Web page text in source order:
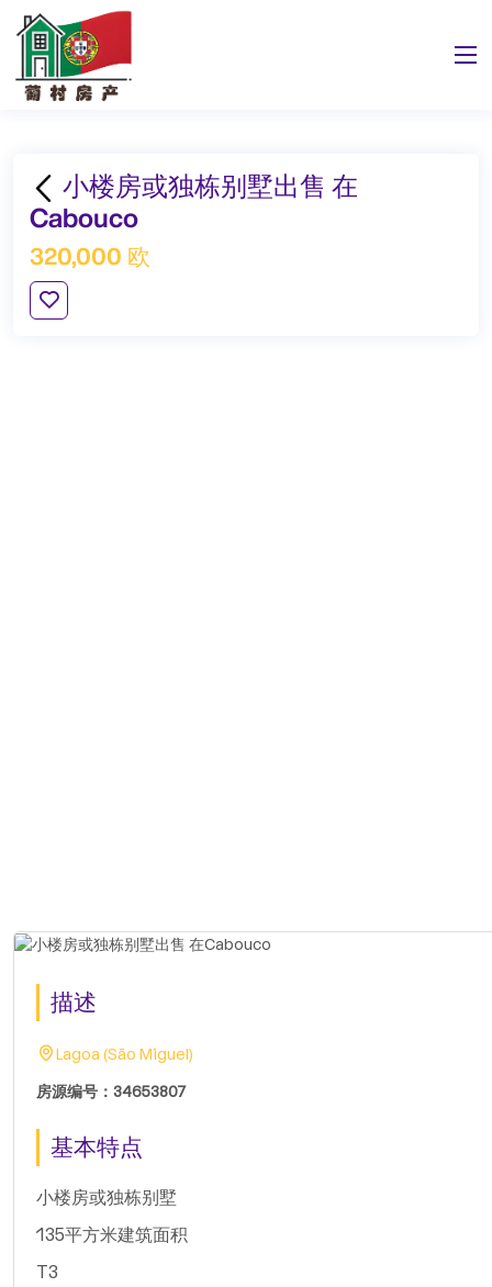
小楼房或独栋别墅出售 在
Cabouco
320,000 欧
描述
Lagoa (São Miguel)
房源编号：34653807
基本特点
小楼房或独栋别墅
135平方米建筑面积
T3